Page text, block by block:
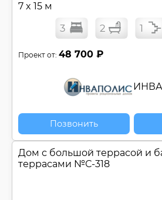
7 x 15 м
3 2 1
Проект от: 48 700 ₽
Позвонить
Дом с большой террасой и
террасами №С-318